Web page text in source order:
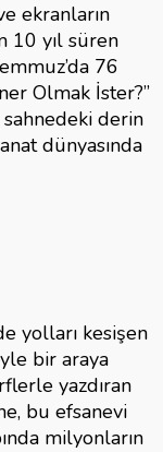
ekranların
10 yıl süren
76
Olmak İster?”
sahnedeki derin
dünyasında
yolları kesişen
bir araya
yazdıran
bu efsanevi
milyonların